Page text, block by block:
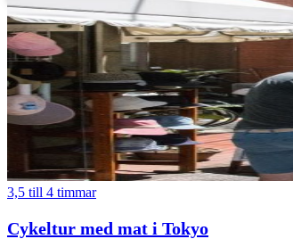
3,5 till 4 timmar
Cykeltur med mat i Tokyo